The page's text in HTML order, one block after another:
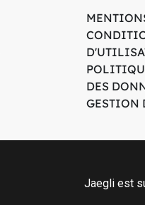
DES
GESTION
Jaegli est